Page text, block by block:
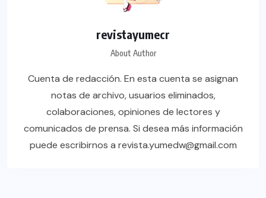
revistayumecr
About Author
Cuenta de redacción. En esta cuenta se asignan
notas de archivo, usuarios eliminados,
colaboraciones, opiniones de lectores y
comunicados de prensa. Si desea más información
puede escribirnos a revista.yumedw@gmail.com